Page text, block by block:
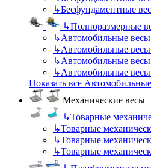
↳Бесфундаментные
↳Полноразмерные
↳Автомобильные
↳Автомобильные
↳Автомобильные
↳Автомобильные
Показать все
Механические весы
↳Товарные
↳Товарные
↳Товарные
↳Товарные